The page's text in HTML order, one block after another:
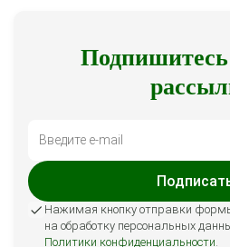
Нажимая кнопку отправки
на обработку персональных
Политики конфиденциальности.